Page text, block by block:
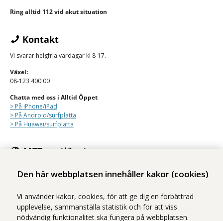
Den här webbplatsen innehåller kakor (cookies)
Vi använder kakor, cookies, för att ge dig en förbättrad
upplevelse, sammanställa statistik och för att viss
nödvändig funktionalitet ska fungera på webbplatsen.
Ring alltid 112 vid akut situation
Kontakt
Vi svarar helgfria vardagar kl 8-17.
Växel:
08-123 400 00
Chatta med oss i Alltid Öppet
> På iPhone/iPad
> På Android/surfplatta
> På Huawei/surfplatta
1177:s e-tjänster
kontakta vården på ett säkert sätt.